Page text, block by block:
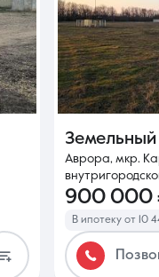
Земельный
Аврора, мкр.
900 000
В ипотеку от 10